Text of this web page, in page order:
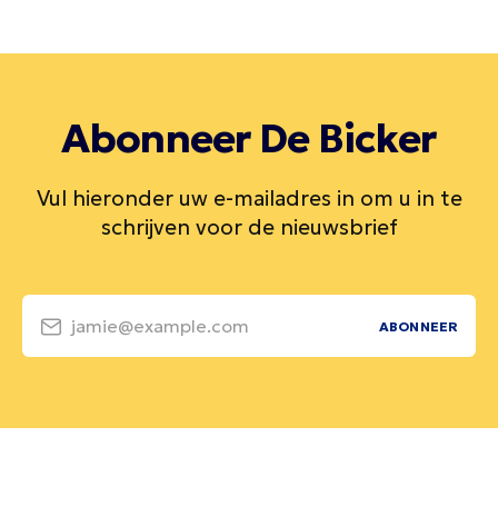
Abonneer De Bicker
Vul hieronder uw e-mailadres in om u in te
schrijven voor de nieuwsbrief
jamie@example.com ABONNEER